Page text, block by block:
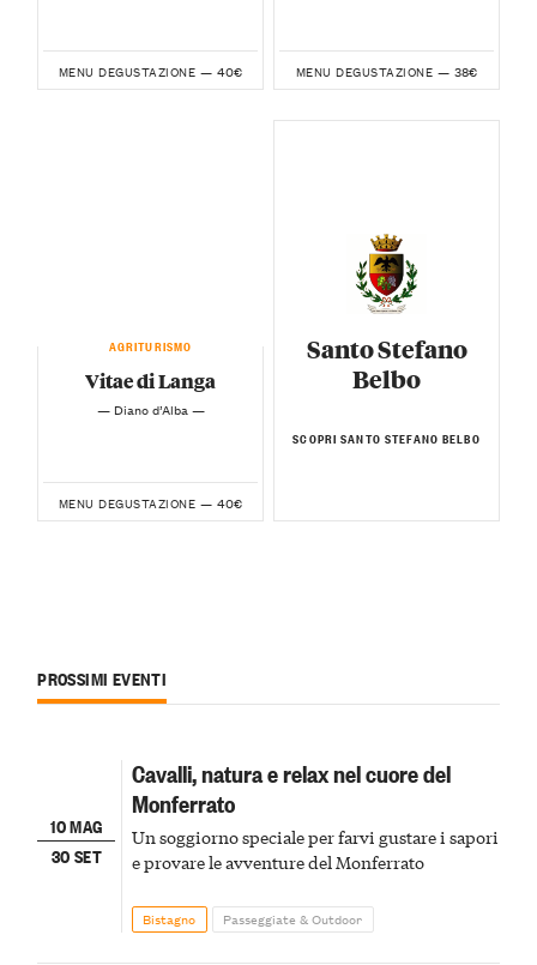
MENU DEGUSTAZIONE — 40€ MENU DEGUSTAZIONE — 38€
AGRITURISMO
Vitae di Langa
— Diano d’Alba —
MENU DEGUSTAZIONE — 40€
Santo Stefano
Belbo
SCOPRI SANTO STEFANO BELBO
PROSSIMI EVENTI
10 MAG
30 SET
Cavalli, natura e relax nel cuore del
Monferrato
Un soggiorno speciale per farvi gustare i sapori
e provare le avventure del Monferrato
Bistagno Passeggiate & Outdoor